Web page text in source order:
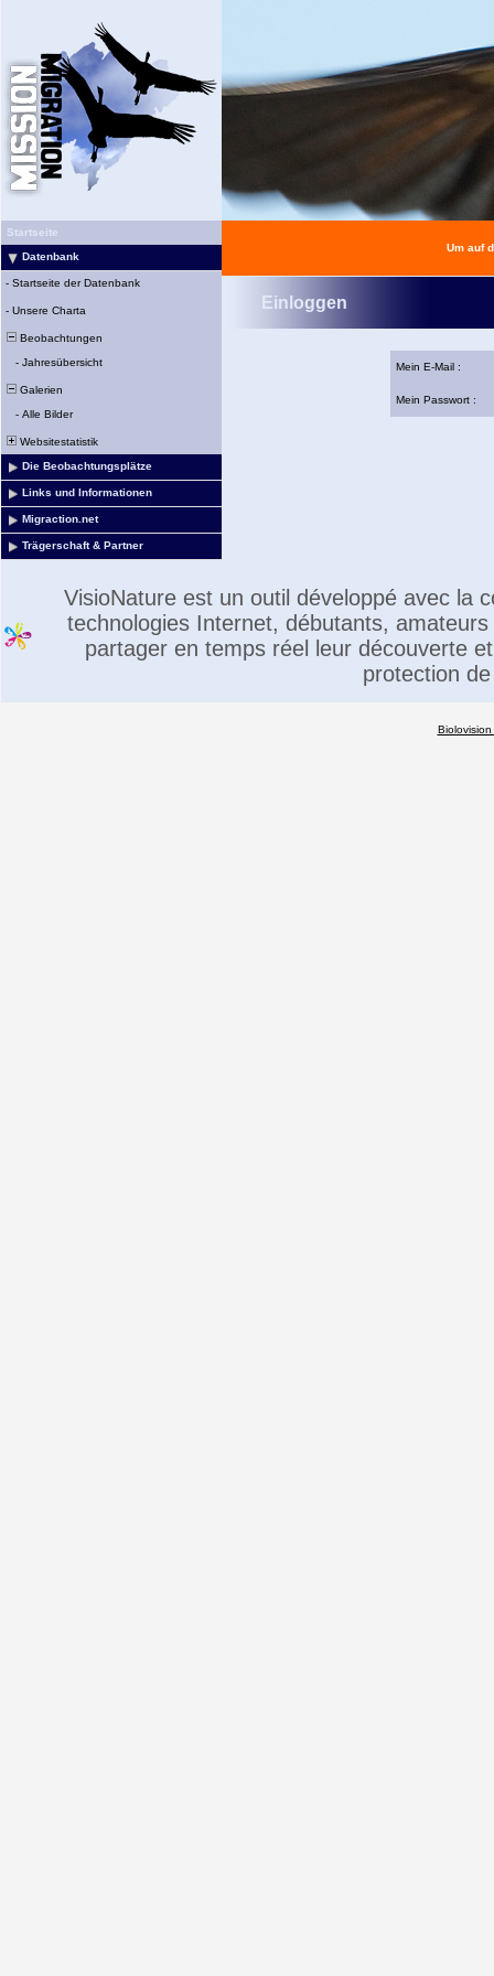
Startseite
Datenbank
- Startseite der Datenbank
- Unsere Charta
Beobachtungen
- Jahresübersicht
Galerien
- Alle Bilder
Websitestatistik
Die Beobachtungsplätze
Links und Informationen
Migraction.net
Trägerschaft & Partner
Um auf
Einloggen
Mein E-Mail :
Mein Passwort :
VisioNature est un outil développé avec la
technologies Internet, débutants,
partager en temps réel leur découverte
protection
Biolovision